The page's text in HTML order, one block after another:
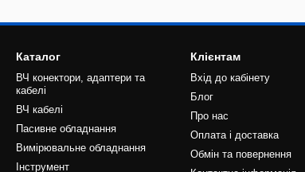
Каталог
ВЧ конектори, адаптери та
кабелі
ВЧ кабелі
Пасивне обладнання
Вимірювальне обладнання
Інструмент
Клієнтам
Вхід до кабінету
Блог
Про нас
Оплата і доставка
Обмін та повернення